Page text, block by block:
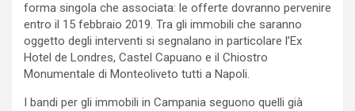
forma singola che associata: le offerte dovranno pervenire
entro il 15 febbraio 2019. Tra gli immobili che saranno
oggetto degli interventi si segnalano in particolare l’Ex
Hotel de Londres, Castel Capuano e il Chiostro
Monumentale di Monteoliveto tutti a Napoli.
I bandi per gli immobili in Campania seguono quelli già